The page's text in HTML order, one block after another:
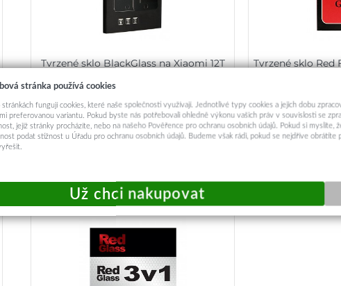
Tvrzené sklo BlackGlass na Xiaomi 12T
290,-
Okamžité odeslání
Tvrzené sklo Red
stránka používá cookies
stránkách fungují cookies, které naše společnosti využívají. Jednotlivé typy cookies a jejich dobu
preferovanou variantu. Pokud byste nás potřebovali ohledně výkonu vašich práv v souvislosti se
jejíž stránky procházíte, nebo na našeho Pověřence pro ochranu osobních údajů. Pokud si myslíte,
podat stížnost u Úřadu pro ochranu osobních údajů. Budeme však rádi, pokud se nejdříve obrátíte